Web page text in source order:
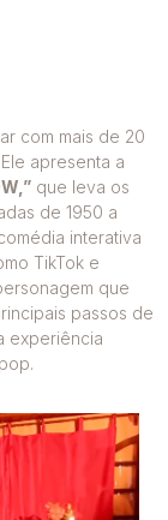
com mais de 20
apresenta a
que leva os
de 1950 a
interativa
TikTok e
que
passos de
experiência